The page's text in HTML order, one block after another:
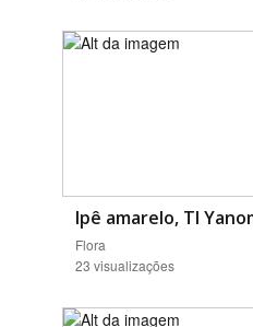
Ipê amarelo, TI
Flora
23 visualizações